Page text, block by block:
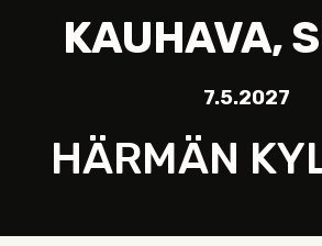
KAUHAVA,
7.5.2027
HÄRMÄN